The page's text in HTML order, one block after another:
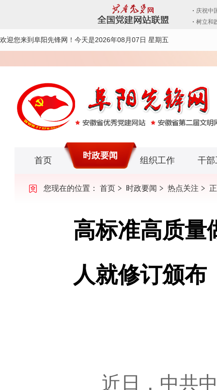
欢迎您来到阜阳先锋网！ 今天是2026年08月07日 星期五
首页 时政要闻 组织工作 干部
您现在的位置： 首页 时政要闻 热点关注
高标准高质
人就修订颁布
近日，中共中